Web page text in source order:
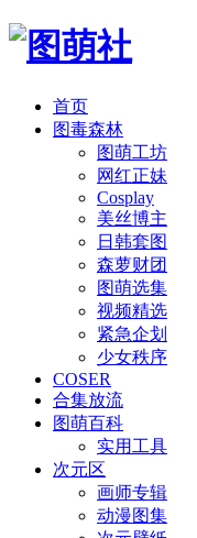
首页
图毒森林
图萌工坊
网红正妹
Cosplay
美丝博主
日韩套图
森萝财团
图萌选集
视频精选
紧急企划
少女秩序
COSER
合集放流
图萌百科
实用工具
次元区
画师专辑
动漫图集